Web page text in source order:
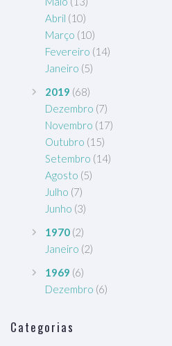
Abril (10)
Março (10)
Fevereiro (14)
Janeiro (5)
2019 (68)
Dezembro (7)
Novembro (17)
Outubro (15)
Setembro (14)
Agosto (5)
Julho (7)
Junho (3)
1970 (2)
Janeiro (2)
1969 (6)
Dezembro (6)
Categorias